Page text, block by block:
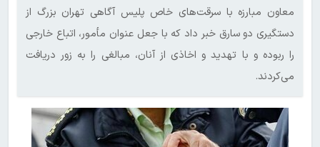
معاون مبارزه با سرقت‌های خاص پلیس آگاهی تهران بزرگ از
دستگیری دو سارق خبر داد که با جعل عنوان مأمور، اتباع خارجی
را ربوده و با تهدید و اخاذی از آنان، مبالغی را به زور دریافت
می‌کردند.